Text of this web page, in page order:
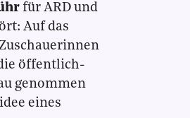
für ARD und
Auf das
öffentlich-
genommen
eines